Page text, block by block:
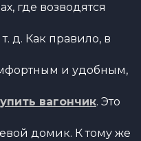
где возводятся
д. Как правило, в
и удобным,
вагончик. Это
домик. К тому же